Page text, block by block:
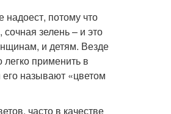
потому что
зелень – и это
и детям. Везде
применить в
называют «цветом
часто в качестве